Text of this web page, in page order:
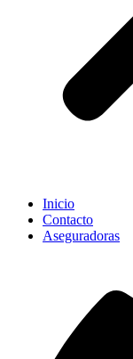
Inicio
Contacto
Aseguradoras